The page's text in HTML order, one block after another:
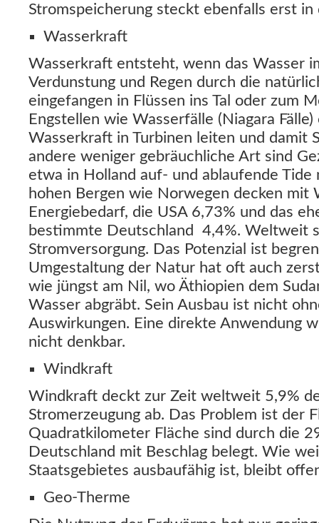
Stromspeicherung steckt ebenfalls erst in
Wasserkraft
Wasserkraft entsteht, wenn das Wasser
Verdunstung und Regen durch die
eingefangen in Flüssen ins Tal oder zum
Engstellen wie Wasserfälle (Niagara
Wasserkraft in Turbinen leiten und damit
andere weniger gebräuchliche Art sind
etwa in Holland auf- und ablaufende Tide
hohen Bergen wie Norwegen decken mit
Energiebedarf, die USA 6,73% und das
bestimmte Deutschland 4,4%. Weltweit
Stromversorgung. Das Potenzial ist
Umgestaltung der Natur hat oft auch
wie jüngst am Nil, wo Äthiopien dem
Wasser abgräbt. Sein Ausbau ist nicht
Auswirkungen. Eine direkte Anwendung
nicht denkbar.
Windkraft
Windkraft deckt zur Zeit weltweit 5,9%
Stromerzeugung ab. Das Problem ist der
Quadratkilometer Fläche sind durch die
Deutschland mit Beschlag belegt. Wie
Staatsgebietes ausbaufähig ist, bleibt
Geo-Therme